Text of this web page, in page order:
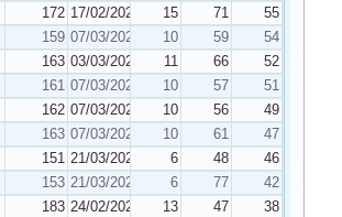
172 17/02/2023 15 71
55
159 07/03/2023 10 59
54
163 03/03/2023 11 66
52
161 07/03/2023 10 57
51
162 07/03/2023 10 56
49
163 07/03/2023 10 61
47
151 21/03/2023 6 48
46
153 21/03/2023 6 77
42
183 24/02/2023 13 47
38